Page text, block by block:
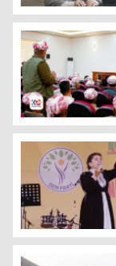
PWKê li
Mela Mistefa
Leyla Zana: